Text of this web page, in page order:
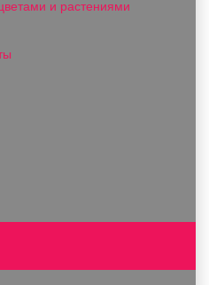
и растениями